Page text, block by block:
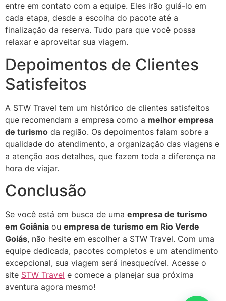
entre em contato com a equipe. Eles irão guiá-lo em
cada etapa, desde a escolha do pacote até a
finalização da reserva. Tudo para que você possa
relaxar e aproveitar sua viagem.
Depoimentos de Clientes
Satisfeitos
A STW Travel tem um histórico de clientes satisfeitos
que recomendam a empresa como a melhor empresa
de turismo da região. Os depoimentos falam sobre a
qualidade do atendimento, a organização das viagens e
a atenção aos detalhes, que fazem toda a diferença na
hora de viajar.
Conclusão
Se você está em busca de uma empresa de turismo
em Goiânia ou empresa de turismo em Rio Verde
Goiás, não hesite em escolher a STW Travel. Com uma
equipe dedicada, pacotes completos e um atendimento
excepcional, sua viagem será inesquecível. Acesse o
site STW Travel e comece a planejar sua próxima
aventura agora mesmo!